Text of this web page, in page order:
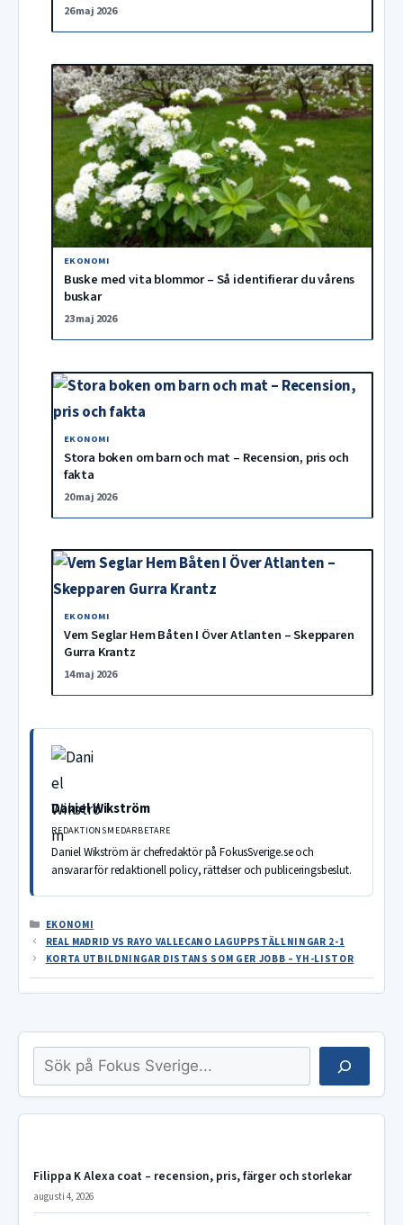
26 maj 2026
EKONOMI
Buske med vita blommor – Så identifierar du vårens
buskar
23 maj 2026
EKONOMI
Stora boken om barn och mat – Recension, pris och
fakta
20 maj 2026
EKONOMI
Vem Seglar Hem Båten I Över Atlanten – Skepparen
Gurra Krantz
14 maj 2026
Daniel Wikström
REDAKTIONSMEDARBETARE
Daniel Wikström är chefredaktör på FokusSverige.se och
ansvarar för redaktionell policy, rättelser och publiceringsbeslut.
KATEGORIER
EKONOMI
REAL MADRID VS RAYO VALLECANO LAGUPPSTÄLLNINGAR 2-1
KORTA UTBILDNINGAR DISTANS SOM GER JOBB – YH-LISTOR
Sök
Filippa K Alexa coat – recension, pris, färger och storlekar
augusti 4, 2026